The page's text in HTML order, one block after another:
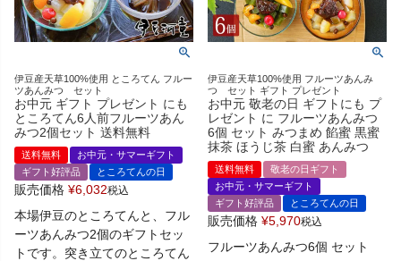
伊豆産天草100%使用 ところてん フルー
ツあんみつ セット
お中元 ギフト プレゼント にも
ところてん6人前フルーツあん
みつ2個セット 送料無料
送料無料
お中元・サマーギフト
ギフト好評品
ところてんの日
販売価格 ¥6,032税込
本場伊豆のところてんと、フル
ーツあんみつ2個のギフトセッ
トです。突き立てのところてん
伊豆産天草100%使用 フルーツあんみ
つ セット ギフト プレゼント
お中元 敬老の日 ギフトにも プ
レゼント に フルーツあんみつ
6個 セット みつまめ 餡蜜 黒蜜
抹茶 ほうじ茶 白蜜 あんみつ
送料無料
敬老の日ギフト
お中元・サマーギフト
ギフト好評品
ところてんの日
販売価格 ¥5,970税込
フルーツあんみつ6個 セット